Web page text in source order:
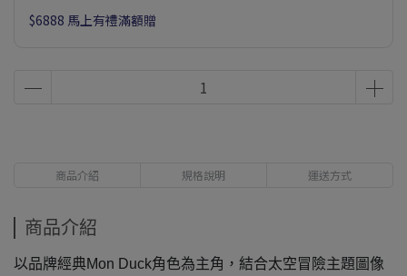
$6888 馬上有禮滿額贈
商品介紹 規格說明 運送方式
商品介紹
以品牌經典Mon Duck角色為主角，結合太空冒險主題圖像